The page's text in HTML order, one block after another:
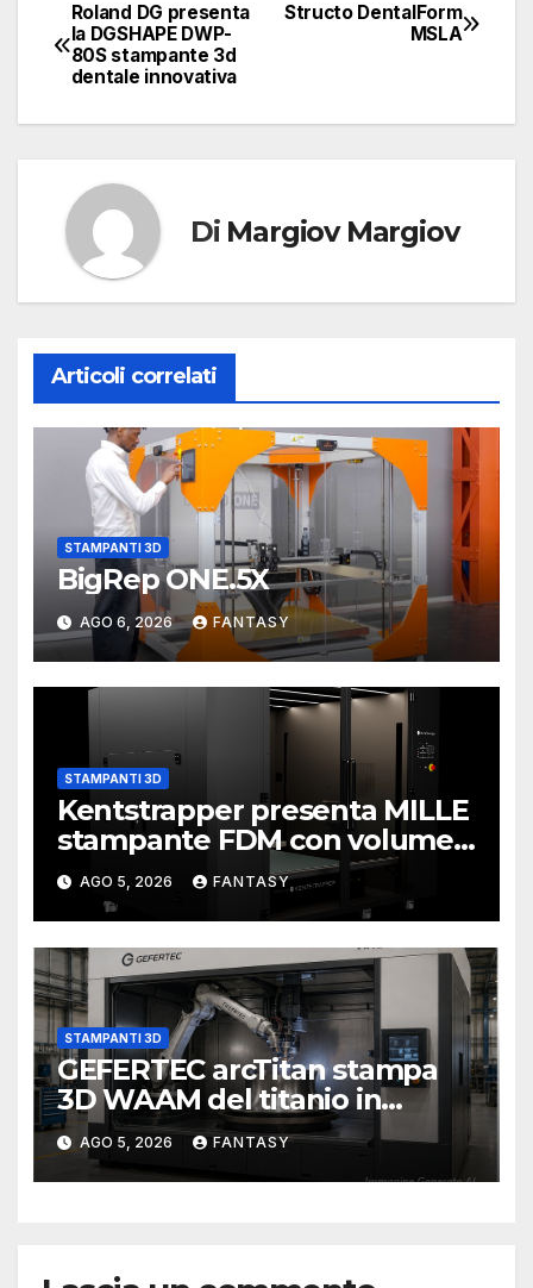
Navigazione
articoli
Structo DentalForm
MSLA
Roland DG presenta
la DGSHAPE DWP-
80S stampante 3d
dentale innovativa
Di Margiov Margiov
Articoli correlati
STAMPANTI 3D
BigRep ONE.5X
AGO 6, 2026 FANTASY
STAMPANTI 3D
Kentstrapper presenta MILLE
stampante FDM con volume
di stampa da un metro cubo
AGO 5, 2026 FANTASY
STAMPANTI 3D
GEFERTEC arcTitan stampa
3D WAAM del titanio in
camera inerte
AGO 5, 2026 FANTASY